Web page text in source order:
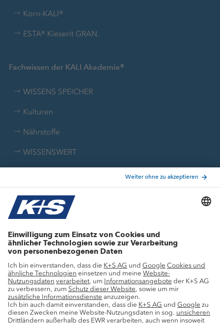
Korn-KALI®
ESTA® Kieserit GRAN.
Fachwissen der KALI Akademie®
WISSENS SPEICHER
Kulturen
Nährstoffe
WISSENSWERT
Wissen erleben und anwenden
Podcast
Webinare
Video-Tutorials
1x1 der Mangelsymptome
Liebig-Nährstoff-Kalkulator